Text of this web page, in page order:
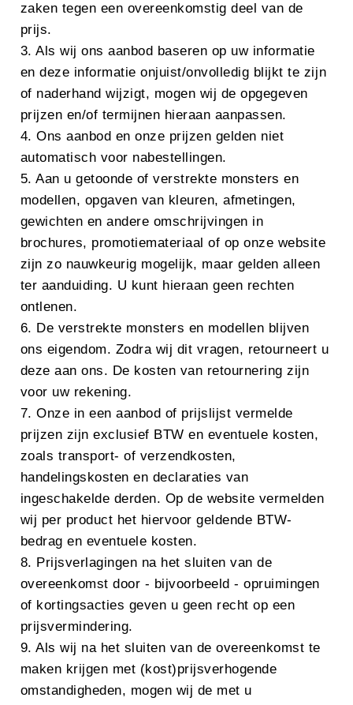
zaken tegen een overeenkomstig deel van de
prijs.
3. Als wij ons aanbod baseren op uw informatie
en deze informatie onjuist/onvolledig blijkt te zijn
of naderhand wijzigt, mogen wij de opgegeven
prijzen en/of termijnen hieraan aanpassen.
4. Ons aanbod en onze prijzen gelden niet
automatisch voor nabestellingen.
5. Aan u getoonde of verstrekte monsters en
modellen, opgaven van kleuren, afmetingen,
gewichten en andere omschrijvingen in
brochures, promotiemateriaal of op onze website
zijn zo nauwkeurig mogelijk, maar gelden alleen
ter aanduiding. U kunt hieraan geen rechten
ontlenen.
6. De verstrekte monsters en modellen blijven
ons eigendom. Zodra wij dit vragen, retourneert u
deze aan ons. De kosten van retournering zijn
voor uw rekening.
7. Onze in een aanbod of prijslijst vermelde
prijzen zijn exclusief BTW en eventuele kosten,
zoals transport- of verzendkosten,
handelingskosten en declaraties van
ingeschakelde derden. Op de website vermelden
wij per product het hiervoor geldende BTW-
bedrag en eventuele kosten.
8. Prijsverlagingen na het sluiten van de
overeenkomst door - bijvoorbeeld - opruimingen
of kortingsacties geven u geen recht op een
prijsvermindering.
9. Als wij na het sluiten van de overeenkomst te
maken krijgen met (kost)prijsverhogende
omstandigheden, mogen wij de met u